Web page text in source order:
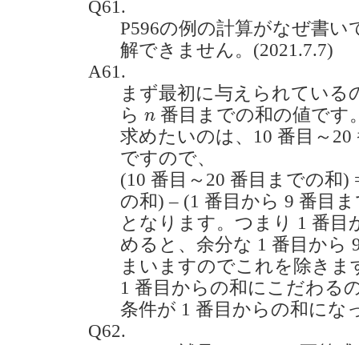
Q61.
P596の例の計算がなぜ書
解できません。(2021.7.7)
A61.
まず最初に与えられている
ら n
n 番目までの和の値です
求めたいのは、10 番目～
ですので、
(10 番目～20 番目までの和)
の和) – (1 番目から 9 番目
となります。つまり 1 番目
めると、余分な 1 番目から
まいますのでこれを除きま
1 番目からの和にこだわる
条件が 1 番目からの和にな
Q62.